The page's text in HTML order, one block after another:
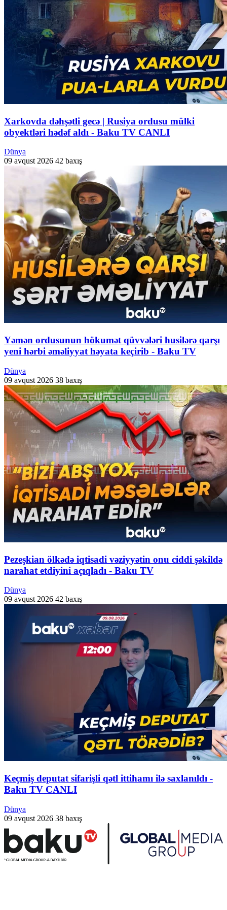
Xarkovda dəhşətli gecə | Rusiya ordusu mülki
obyektləri hədəf aldı - Baku TV CANLI
Dünya
09 avqust 2026 42 baxış
Yəmən ordusunun hökumət qüvvələri husilərə qarşı
yeni hərbi əməliyyat həyata keçirib - Baku TV
Dünya
09 avqust 2026 38 baxış
Pezeşkian ölkədə iqtisadi vəziyyətin onu ciddi şəkildə
narahat etdiyini açıqladı - Baku TV
Dünya
09 avqust 2026 42 baxış
Keçmiş deputat sifarişli qətl ittihamı ilə saxlanıldı -
Baku TV CANLI
Dünya
09 avqust 2026 38 baxış